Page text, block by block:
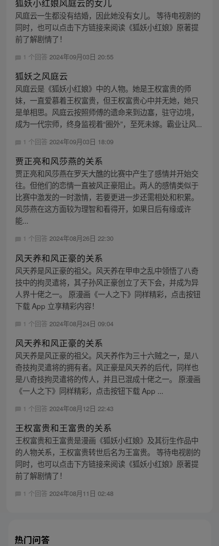
狐妖小红娘风庭云的女儿
风庭云一生都没有结婚，因此她没有女儿。 等待电视剧的
同时，也可以点击下方链接来阅读《狐妖小红娘》原著提
前了解剧情了！
1 个回答 2024年09月03日 20:55
狐妖之风庭云
风庭云是《狐妖小红娘》中的人物。她是王权富贵的师
妹，一直爱慕着王权富贵，但王权富贵心中并无她，她只
是单相思。风庭云按照师傅的遗命来到边塞，驻守边境，
成为一代宗师，终身监视着“圈外”，至死未嫁。霸业让风...
1 个回答 2024年09月03日 18:09
贾正亮和风莎燕的关系
贾正亮和风莎燕在罗天大醮的比赛中产生了感情并开始交
往。但他们的恋情一直被风正豪阻止。两人的感情类似于
比赛中激发的一时激情，若要更进一步还需相处和积累。
风莎燕在这方面较为理智和看得开，如果日后有缘或许
能...
1 个回答 2024年08月26日 22:30
风天养和风正豪的关系
风天养是风正豪的祖父。风天养在甲申之乱中领悟了八奇
技中的拘灵遣将，其子孙风正豪创立了天下会，并成为异
人界十佬之一。 原漫画《一人之下》同样精彩，点击按钮
下载 App 立享精彩内容！
1 个回答 2024年08月24日 09:04
风天养和风正豪的关系
风天养是风正豪的祖父。风天养作为三十六贼之一，是八
奇技拘灵遣将的拥有者。风正豪是风天养的后代，同样也
是八奇技拘灵遣将的传人，并且已混成十佬之一。 原漫画
《一人之下》同样精彩，点击按钮下载 App ...
1 个回答 2024年08月12日 22:43
王权富贵和王富贵的关系
王权富贵和王富贵是漫画《狐妖小红娘》及其衍生作品中
的人物关系，王权富贵转世后名为王富贵。 等待电视剧的
同时，也可以点击下方链接来阅读《狐妖小红娘》原著提
前了解剧情了！
1 个回答 2024年08月11日 02:48
热门问答